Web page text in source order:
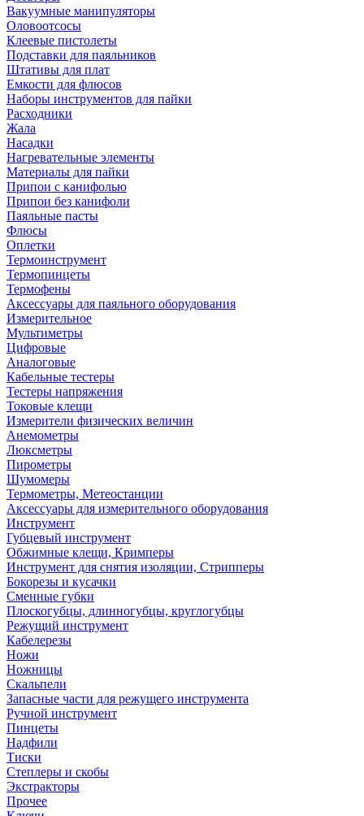
Вакуумные манипуляторы
Оловоотсосы
Клеевые пистолеты
Подставки для паяльников
Штативы для плат
Емкости для флюсов
Наборы инструментов для пайки
Расходники
Жала
Насадки
Нагревательные элементы
Материалы для пайки
Припои с канифолью
Припои без канифоли
Паяльные пасты
Флюсы
Оплетки
Термоинструмент
Термопинцеты
Термофены
Аксессуары для паяльного оборудования
Измерительное
Мультиметры
Цифровые
Аналоговые
Кабельные тестеры
Тестеры напряжения
Токовые клещи
Измерители физических величин
Анемометры
Люксметры
Пирометры
Шумомеры
Термометры, Метеостанции
Аксессуары для измерительного оборудования
Инструмент
Губцевый инструмент
Обжимные клещи, Кримперы
Инструмент для снятия изоляции, Стрипперы
Бокорезы и кусачки
Сменные губки
Плоскогубцы, длинногубцы, круглогубцы
Режущий инструмент
Кабелерезы
Ножи
Ножницы
Скальпели
Запасные части для режущего инструмента
Ручной инструмент
Пинцеты
Надфили
Тиски
Степлеры и скобы
Экстракторы
Прочее